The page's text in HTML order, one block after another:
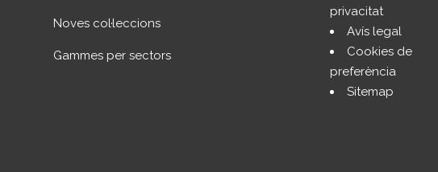
Noves col·leccions
Gammes per sectors
privacitat
Avís legal
Cookies de
preferència
Sitemap